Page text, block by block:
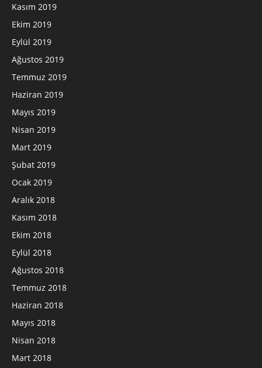
Kasım 2019
Ekim 2019
Eylül 2019
Ağustos 2019
Temmuz 2019
Haziran 2019
Mayıs 2019
Nisan 2019
Mart 2019
Şubat 2019
Ocak 2019
Aralık 2018
Kasım 2018
Ekim 2018
Eylül 2018
Ağustos 2018
Temmuz 2018
Haziran 2018
Mayıs 2018
Nisan 2018
Mart 2018